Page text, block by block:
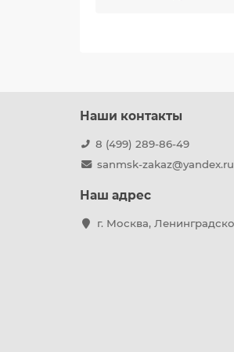
Наши контакты
8 (499) 289-86-49
sanmsk-zakaz@yandex.ru
Наш адрес
г. Москва,